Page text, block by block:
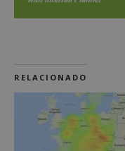
RELACIONADO